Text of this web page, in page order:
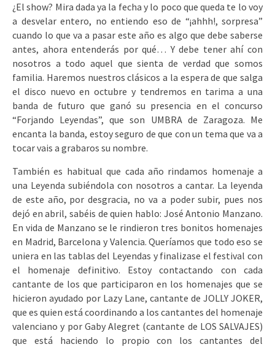
¿El show? Mira dada ya la fecha y lo poco que queda te lo voy
a desvelar entero, no entiendo eso de “¡ahhh!, sorpresa”
cuando lo que va a pasar este año es algo que debe saberse
antes, ahora entenderás por qué… Y debe tener ahí con
nosotros a todo aquel que sienta de verdad que somos
familia. Haremos nuestros clásicos a la espera de que salga
el disco nuevo en octubre y tendremos en tarima a una
banda de futuro que ganó su presencia en el concurso
“Forjando Leyendas”, que son UMBRA de Zaragoza. Me
encanta la banda, estoy seguro de que con un tema que va a
tocar vais a grabaros su nombre.
También es habitual que cada año rindamos homenaje a
una Leyenda subiéndola con nosotros a cantar. La leyenda
de este año, por desgracia, no va a poder subir, pues nos
dejó en abril, sabéis de quien hablo: José Antonio Manzano.
En vida de Manzano se le rindieron tres bonitos homenajes
en Madrid, Barcelona y Valencia. Queríamos que todo eso se
uniera en las tablas del Leyendas y finalizase el festival con
el homenaje definitivo. Estoy contactando con cada
cantante de los que participaron en los homenajes que se
hicieron ayudado por Lazy Lane, cantante de JOLLY JOKER,
que es quien está coordinando a los cantantes del homenaje
valenciano y por Gaby Alegret (cantante de LOS SALVAJES)
que está haciendo lo propio con los cantantes del